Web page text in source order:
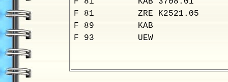
F 81
ZRE K2521.05
F 89
KAB
F 93
UEW